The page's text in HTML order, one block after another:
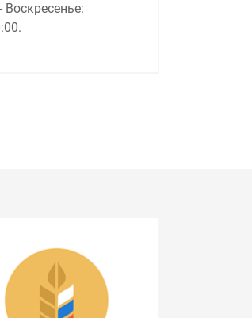
Воскресенье: